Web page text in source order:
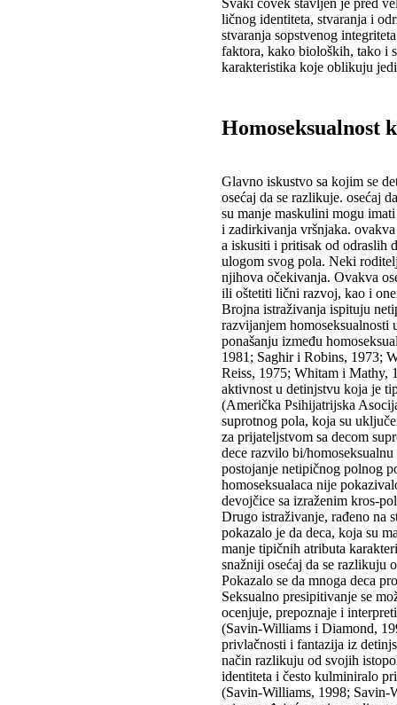
ličnog identiteta, stvaranja i
stvaranja sopstvenog
faktora, kako bioloških, tako i
karakteristika koje oblikuju
Homoseksualnost
Glavno iskustvo sa kojim se
osećaj da se razlikuje. osećaj
su manje maskulini mogu
i zadirkivanja vršnjaka.
a iskusiti i pritisak od odraslih
ulogom svog pola. Neki
njihova očekivanja. Ovakva
ili oštetiti lični razvoj, kao i
Brojna istraživanja ispituju
razvijanjem homoseksualnosti
ponašanju između
1981; Saghir i Robins, 1973;
Reiss, 1975; Whitam i Mathy,
aktivnost u detinjstvu koja je
(Američka Psihijatrijska
suprotnog pola, koja su
za prijateljstvom sa decom
dece razvilo bi/
postojanje netipičnog polnog
homoseksualaca nije
devojčice sa izraženim kros-
Drugo istraživanje, rađeno na
pokazalo je da deca, koja su
manje tipičnih atributa
snažniji osećaj da se razlikuju
Pokazalo se da mnoga deca
Seksualno presipitivanje se
ocenjuje, prepoznaje i
(Savin-Williams i Diamond,
privlačnosti i fantazija iz
način razlikuju od svojih
identiteta i često kulminiralo
(Savin-Williams, 1998; Savin-